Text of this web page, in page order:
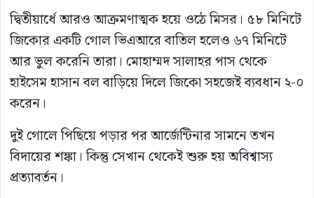
দ্বিতীয়ার্ধে আরও আক্রমণাত্মক হয়ে ওঠে মিসর। ৫৮ মিনিটে
জিকোর একটি গোল ভিএআরে বাতিল হলেও ৬৭ মিনিটে
আর ভুল করেনি তারা। মোহাম্মদ সালাহর পাস থেকে
হাইসেম হাসান বল বাড়িয়ে দিলে জিকো সহজেই ব্যবধান ২-০
করেন।
দুই গোলে পিছিয়ে পড়ার পর আর্জেন্টিনার সামনে তখন
বিদায়ের শঙ্কা। কিন্তু সেখান থেকেই শুরু হয় অবিশ্বাস্য
প্রত্যাবর্তন।